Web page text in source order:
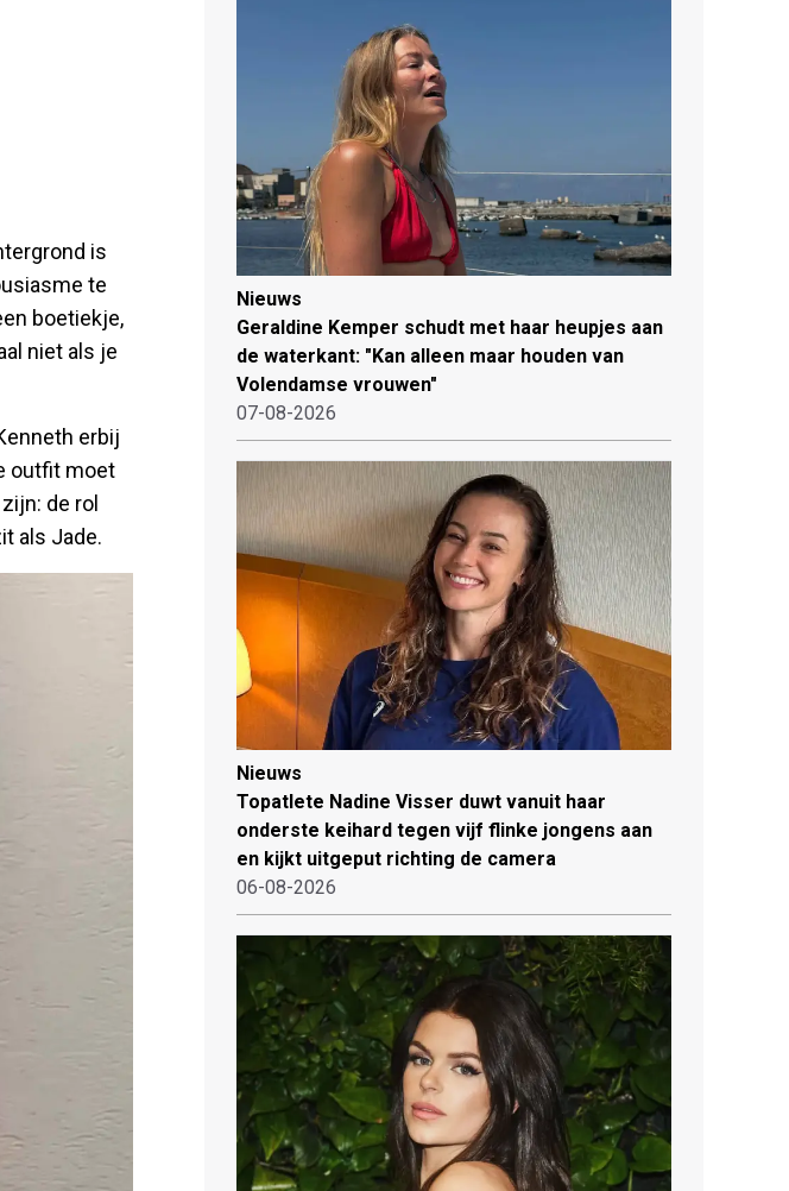
is
te
boetiekje,
niet als je
erbij
outfit moet
de rol
als Jade.
Nieuws
Geraldine Kemper schudt met haar heupjes aan
de waterkant: "Kan alleen maar houden van
Volendamse vrouwen"
07-08-2026
Nieuws
Topatlete Nadine Visser duwt vanuit haar
onderste keihard tegen vijf flinke jongens aan
en kijkt uitgeput richting de camera
06-08-2026